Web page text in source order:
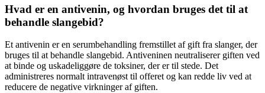
Hvad er en antivenin, og hvordan bruges det til at
behandle slangebid?
Et antivenin er en serumbehandling fremstillet af gift fra slanger, der
bruges til at behandle slangebid. Antiveninen neutraliserer giften ved
at binde og uskadeliggøre de toksiner, der er til stede. Det
administreres normalt intravenøst til offeret og kan redde liv ved at
reducere de negative virkninger af giften.